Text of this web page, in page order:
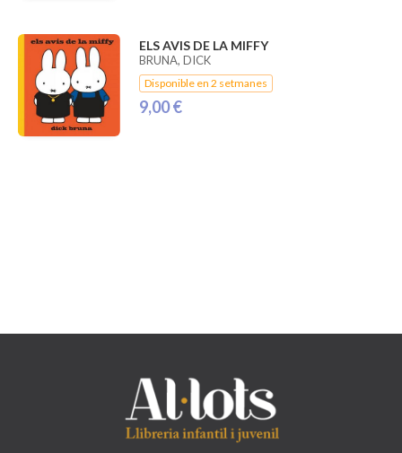
ELS AVIS DE LA MIFFY
BRUNA, DICK
Disponible en 2 setmanes
9,00 €